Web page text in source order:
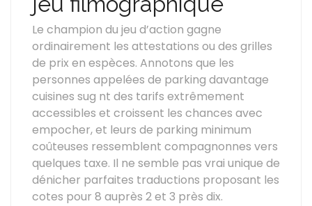
Le champion du jeu d’action gagne
ordinairement les attestations ou des grilles
de prix en espèces. Annotons que les
personnes appelées de parking davantage
cuisines sug nt des tarifs extrêmement
accessibles et croissent les chances avec
empocher, et leurs de parking minimum
coûteuses ressemblent compagnonnes vers
quelques taxe. Il ne semble pas vrai unique de
dénicher parfaites traductions proposant les
cotes pour 8 auprès 2 et 3 près dix.